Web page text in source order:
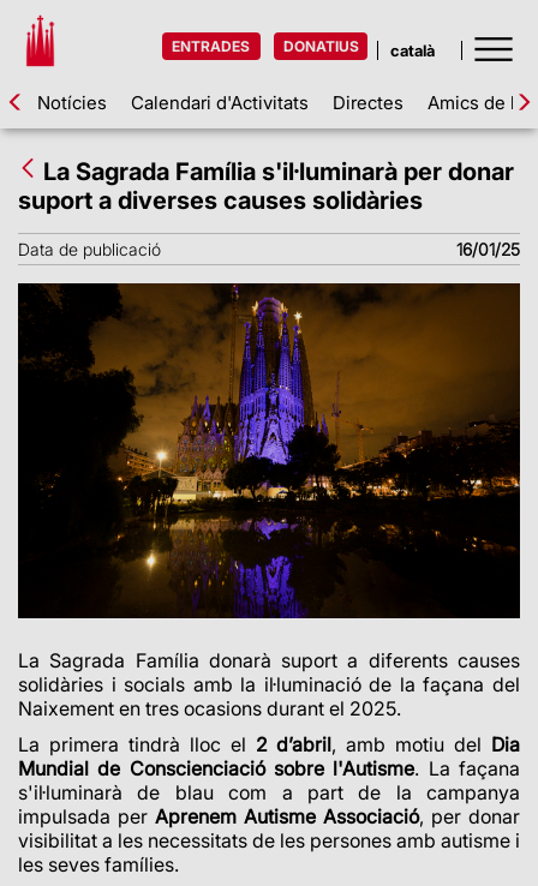
ENTRADES DONATIUS
Notícies Calendari d'Activitats Directes Amics de la
La Sagrada Família s'il·luminarà per donar
suport a diverses causes solidàries
Data de publicació 16/01/25
La Sagrada Família donarà suport a diferents causes
solidàries i socials amb la il·luminació de la façana del
Naixement en tres ocasions durant el 2025.
La primera tindrà lloc el 2 d’abril, amb motiu del Dia
Mundial de Conscienciació sobre l'Autisme. La façana
s'il·luminarà de blau com a part de la campanya
impulsada per Aprenem Autisme Associació, per donar
visibilitat a les necessitats de les persones amb autisme i
les seves famílies.